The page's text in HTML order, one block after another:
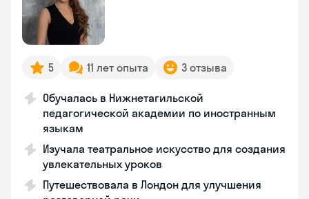
5 11 лет опыта 3 отзыва
Обучалась в Нижнетагильской
педагогической академии по иностранным
языкам
Изучала театральное искусство для создания
увлекательных уроков
Путешествовала в Лондон для улучшения